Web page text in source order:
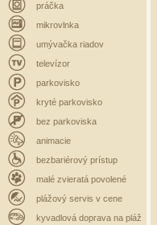
práčka
mikrovlnka
umývačka riadov
televízor
parkovisko
kryté parkovisko
bez parkoviska
animacie
bezbariérový prístup
malé zvieratá povolené
plážový servis v cene
kyvadlová doprava na pláž